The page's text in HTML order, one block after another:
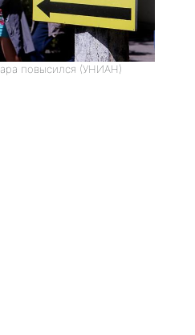
повысился (УНИАН)